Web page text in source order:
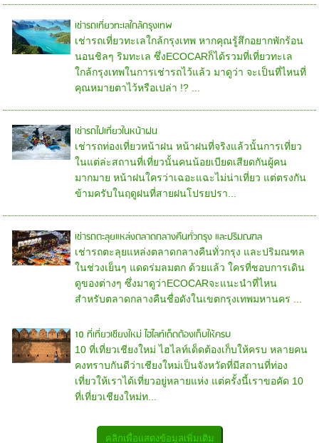
เช่ารถเที่ยวทะเลใกล้กรุงเทพ
เช่ารถเที่ยวทะเลใกล้กรุงเทพ หากคุณรู้สึกอยากพักร้อน
นอนชิลๆ ริมทะเล ซึ่งECOCARก็ได้รวมที่เที่ยวทะเล
ใกล้กรุงเทพในการเช่ารถไว้แล้ว มาดูว่า จะเป็นที่ไหนที่
คุณหมายตาไว้หรือเปล่า !? ...
เช่ารถไปเที่ยวในหน้าฝน
เช่ารถท่องเที่ยวหน้าฝน หน้าฝนที่จริงแล้วนั้นการเที่ยว
ในแต่ล่ะสถานที่เที่ยวนั้นคนน้อยเบียดเสียดกันผู้คน
มากมาย หน้าฝนใครว่าเฉอะแฉะไม่น่าเที่ยว แต่ตรงกัน
ข้ามครับในฤดูฝนที่สายฝนโปรยปรา...
เช่ารถตะลุยแหล่งตลาดกลางคืนทั่วกรุง และปริมณฑล
เช่ารถตะลุยแหล่งตลาดกลางคืนทั่วกรุง และปริมณฑล
ในช่วงเย็นๆ แดดร่มลมตก ด้วยแล้ว ใครที่ชอบการเดิน
ดูของต่างๆ ซึ่งมาดูว่าECOCARจะแนะนำที่ไหน
สำหรับตลาดกลางคืนชื่อดังในเขตกรุงเทพมหานคร ...
10 ที่เที่ยวเชียงใหม่ ไฮไลท์เด็ดต้องเก็บให้ครบ
10 ที่เที่ยวเชียงใหม่ ไฮไลท์เด็ดต้องเก็บให้ครบ หลายคน
คงทราบกันดีว่าเชียงใหม่เป็นจังหวัดที่มีสถานที่ท่อง
เที่ยวให้เราได้เที่ยวอยู่หลายแห่ง แต่ครั้งนี้เราขอคัด 10
ที่เที่ยวเชียงใหม่ท...